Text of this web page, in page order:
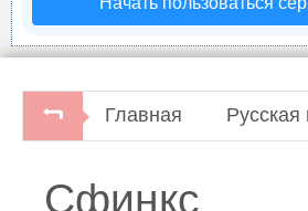
Главная Русская
Сфинкс